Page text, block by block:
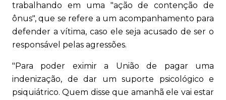
trabalhando em uma "ação de contenção de
ônus", que se refere a um acompanhamento para
defender a vítima, caso ele seja acusado de ser o
responsável pelas agressões.
"Para poder eximir a União de pagar uma
indenização, de dar um suporte psicológico e
psiquiátrico. Quem disse que amanhã ele vai estar